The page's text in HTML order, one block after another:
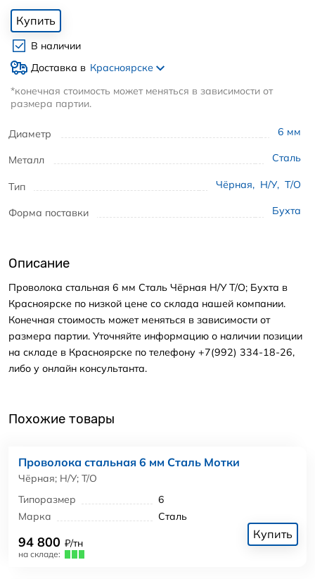
Диаметр 6 мм
Металл Сталь
Тип Чёрная, Н/У, Т/О
Форма поставки Бухта
Купить
В наличии
Доставка в Красноярске
*конечная стоимость может меняться в зависимости от
размера партии.
Описание
Проволока стальная 6 мм Сталь Чёрная Н/У Т/О; Бухта в
Красноярске по низкой цене со склада нашей компании.
Конечная стоимость может меняться в зависимости от
размера партии. Уточняйте информацию о наличии позиции
на складе в Красноярске по телефону +7(992) 334-18-26,
либо у онлайн консультанта.
Похожие товары
Проволока стальная 6 мм Сталь Мотки
Чёрная; Н/У; Т/О
Типоразмер
6
Марка
Сталь
94 800 ₽/тн
на складе:
Купить